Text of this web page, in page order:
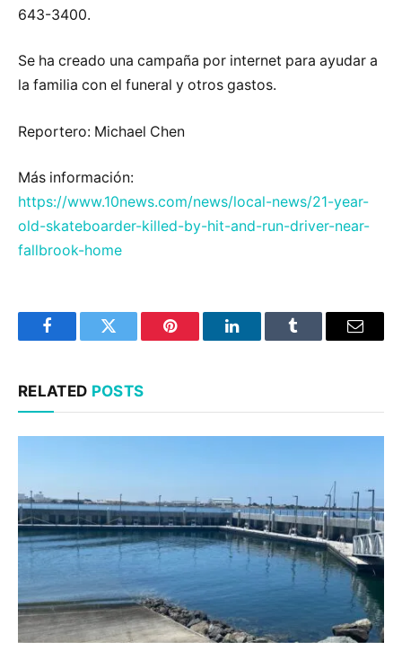
643-3400.
Se ha creado una campaña por internet para ayudar a
la familia con el funeral y otros gastos.
Reportero: Michael Chen
Más información:
https://www.10news.com/news/local-news/21-year-
old-skateboarder-killed-by-hit-and-run-driver-near-
fallbrook-home
FacebookTwitter Pinterest LinkedInTumblr Email
RELATED POSTS